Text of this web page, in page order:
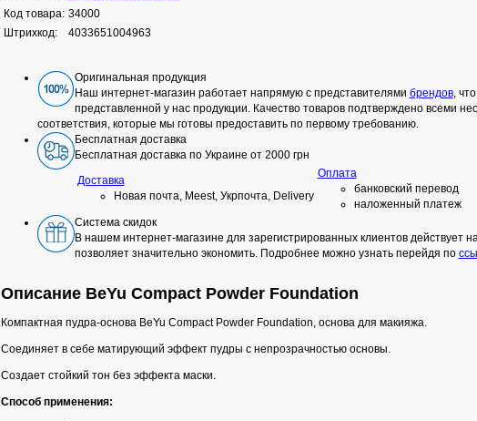
Код товара: 34000
Штрихкод:
4033651004963
Оригинальная продукция
Наш интернет-магазин работает напрямую с представителями брендов,
представленной у нас продукции. Качество товаров подтверждено всеми
соответствия, которые мы готовы предоставить по первому требованию.
Бесплатная доставка
Бесплатная доставка по Украине от 2000 грн
Доставка
Новая почта, Meest, Укрпочта, Delivery
Оплата
банковский перевод
наложенный платеж
Система скидок
В нашем интернет-магазине для зарегистрированных клиентов действует
позволяет значительно экономить. Подробнее можно узнать перейдя по
Описание BeYu Compact Powder Foundation
Компактная пудра-основа BeYu Compact Powder Foundation, основа для макияжа.
Соединяет в себе матирующий эффект пудры с непрозрачностью основы.
Создает стойкий тон без эффекта маски.
Способ применения: